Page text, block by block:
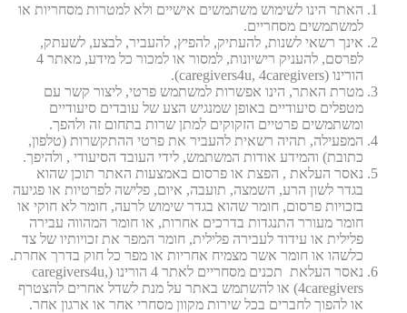
האתר הינו לשימוש משתמשים אישיים ולא למטרות מסחריות או
למשתמשים מסחריים.
אינך רשאי לשנות, להעתיק, להפיץ, להעביר, לבצע, לשעתק,
לפרסם, להעניק רישיונות, למסור או למכור כל מידע, מאתר 4
הורינו (caregivers4u, 4caregivers).
מטרת האתר, הינו אפשרות למשתמש פרטי, ליצור קשר עם
מטפלים סיעודיים באופן שמנגיש הצע של עובדים סיעודיים
ומשתמשים פרטיים הזקוקים למתן שרות בתחום זה ולהפך.
המפעילה, תהיה רשאית להעביר את פרטי ההתקשרות (טלפון,
כתובת) והמידע אודות המשתמש, לידי העובד הסיעודי , ולהיפך.
נאסר העלאת , הפצת או פרסום באמצעות האתר תוכן שהוא
בגדר לשון הרע, השמצה, תועבה, איום, פלישה לפרטיות או פגיעה
בזכויות פרסום, חומר שהוא בגדר שימוש לרעה, חומר לא חוקי או
חומר מעורר התנגדות בדרכים אחרות, או חומר המהווה עבירה
פלילית או עידוד לעבירה פלילית, חומר המפר את זכויותיו של צד
כלשהו או חומר אשר מצמיח אחריות או מפר כל חוק בדרך אחרת.
נאסר העלאת תכנים מסחריים לאתר 4 הורינו (caregivers4u,
4caregivers) או להשתמש באתר על מנת לשדל אחרים להצטרף
או להפוך לחברים בכל שירות מקוון מסחרי אחר או ארגון אחר.